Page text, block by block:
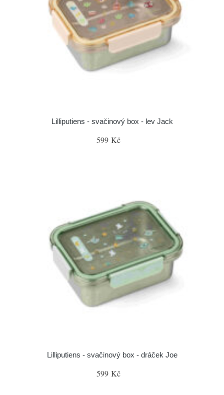
Lilliputiens - svačinový box - lev Jack
599 Kč
Lilliputiens - svačinový box - dráček Joe
599 Kč